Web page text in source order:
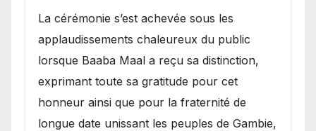
​La cérémonie s’est achevée sous les
applaudissements chaleureux du public
lorsque Baaba Maal a reçu sa distinction,
exprimant toute sa gratitude pour cet
honneur ainsi que pour la fraternité de
longue date unissant les peuples de Gambie,